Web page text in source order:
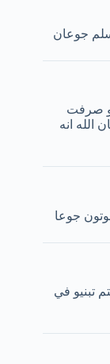
جوعان
صرفت
الله انه
جوعا
تبنيو في